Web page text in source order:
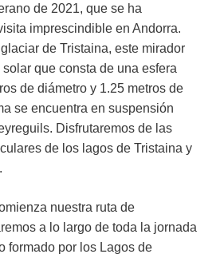
de 2021, que se ha
imprescindible en Andorra.
de Tristaina, este mirador
que consta de una esfera
de diámetro y 1.25 metros de
se encuentra en suspensión
Disfrutaremos de las
de los lagos de Tristaina y
nuestra ruta de
a lo largo de toda la jornada
formado por los Lagos de